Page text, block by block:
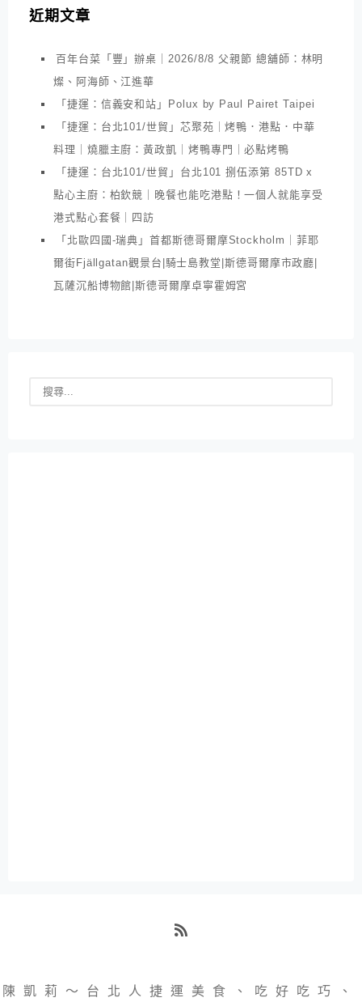
近期文章
百年台菜「豐」辦桌｜2026/8/8 父親節 總舖師：林明
燦、阿海師、江進華
「捷運：信義安和站」Polux by Paul Pairet Taipei
「捷運：台北101/世貿」芯聚苑｜烤鴨．港點．中華
料理｜燒臘主廚：黃政凱｜烤鴨專門｜必點烤鴨
「捷運：台北101/世貿」台北101 捌伍添第 85TD x
點心主廚：柏欽競｜晚餐也能吃港點！一個人就能享受
港式點心套餐｜四訪
「北歐四國-瑞典」首都斯德哥爾摩Stockholm｜菲耶
爾街Fjällgatan觀景台|騎士島教堂|斯德哥爾摩市政廳|
瓦薩沉船博物館|斯德哥爾摩卓寧霍姆宮
陳凱莉～台北人捷運美食、吃好吃巧、